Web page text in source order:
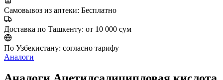
Самовывоз из аптеки: Бесплатно
Доставка по Ташкенту: от 10 000 сум
По Узбекистану: согласно тарифу
Аналоги